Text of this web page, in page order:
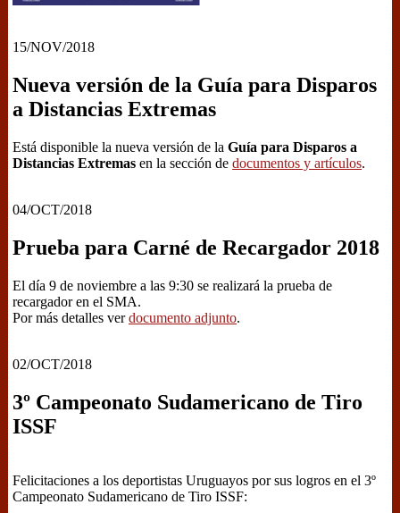
15/NOV/2018
Nueva versión de la Guía para Disparos
a Distancias Extremas
Está disponible la nueva versión de la Guía para Disparos a
Distancias Extremas en la sección de documentos y artículos.
04/OCT/2018
Prueba para Carné de Recargador 2018
El día 9 de noviembre a las 9:30 se realizará la prueba de
recargador en el SMA.
Por más detalles verdocumento adjunto.
02/OCT/2018
3º Campeonato Sudamericano de Tiro
ISSF
Felicitaciones a los deportistas Uruguayos por sus logros en el 3º
Campeonato Sudamericano de Tiro ISSF: